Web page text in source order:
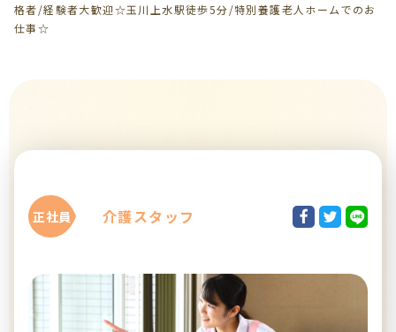
格者/経験者大歓迎☆玉川上水駅徒歩5分/特別養護老人ホームでのお
仕事☆
正社員 介護スタッフ